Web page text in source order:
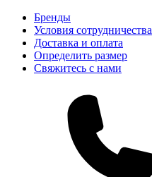
Бренды
Условия сотрудничества
Доставка и оплата
Определить размер
Свяжитесь с нами